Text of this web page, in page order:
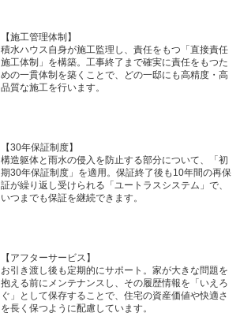
【施工管理体制】
積水ハウス自身が施工監理し、責任をもつ「直接責任
施工体制」を構築。工事終了まで確実に責任をもつた
めの一貫体制を築くことで、どの一邸にも高精度・高
品質な施工を行います。
【30年保証制度】
構造躯体と雨水の侵入を防止する部分について、「初
期30年保証制度」を適用。保証終了後も10年間の再保
証が繰り返し受けられる「ユートラスシステム」で、
いつまでも保証を継続できます。
【アフターサービス】
お引き渡し後も定期的にサポート。家が大きな問題を
抱える前にメンテナンスし、その履歴情報を「いえろ
ぐ」として保存することで、住宅の資産価値や快適さ
を長く保つように配慮しています。